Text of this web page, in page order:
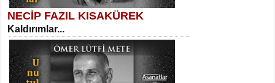
SELAHATTİN YILDIZ
İnsanın Zindanı...
Sibel Orhan
İki Kırık Boşluk...
NECİP FAZIL KISAKÜREK
Kaldırımlar...